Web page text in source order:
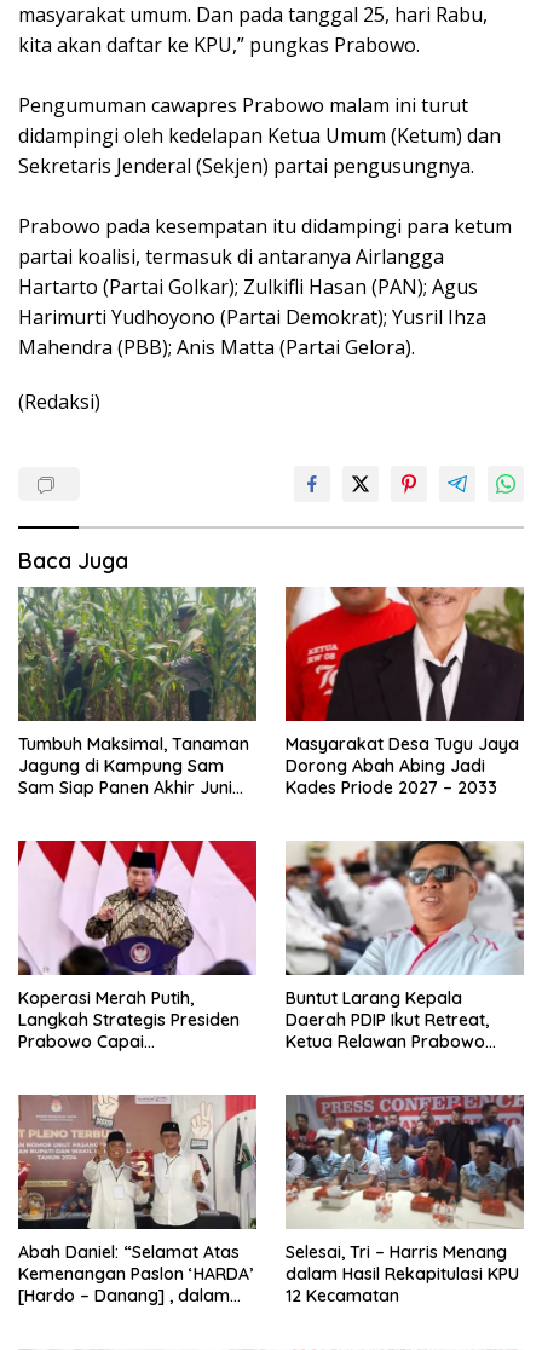
masyarakat umum. Dan pada tanggal 25, hari Rabu,
kita akan daftar ke KPU,” pungkas Prabowo.
Pengumuman cawapres Prabowo malam ini turut
didampingi oleh kedelapan Ketua Umum (Ketum) dan
Sekretaris Jenderal (Sekjen) partai pengusungnya.
Prabowo pada kesempatan itu didampingi para ketum
partai koalisi, termasuk di antaranya Airlangga
Hartarto (Partai Golkar); Zulkifli Hasan (PAN); Agus
Harimurti Yudhoyono (Partai Demokrat); Yusril Ihza
Mahendra (PBB); Anis Matta (Partai Gelora).
(Redaksi)
Baca Juga
Tumbuh Maksimal, Tanaman
Jagung di Kampung Sam
Sam Siap Panen Akhir Juni
Masyarakat Desa Tugu Jaya
Dorong Abah Abing Jadi
Kades Priode 2027 – 2033
Koperasi Merah Putih,
Langkah Strategis Presiden
Prabowo Capai
Buntut Larang Kepala
Daerah PDIP Ikut Retreat,
Ketua Relawan Prabowo
Abah Daniel: “Selamat Atas
Kemenangan Paslon ‘HARDA’
[Hardo – Danang] , dalam
Selesai, Tri – Harris Menang
dalam Hasil Rekapitulasi KPU
12 Kecamatan